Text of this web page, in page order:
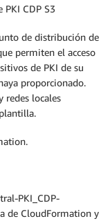
CDP S3
de distribución de
permiten el acceso
de PKI de su
proporcionado.
redes locales
PKI_CDP-
de CloudFormation y